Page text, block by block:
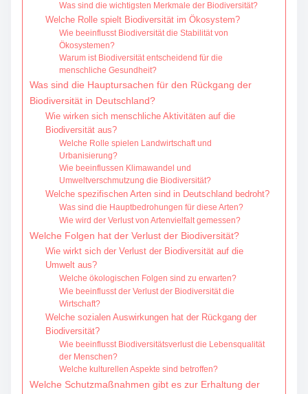
Was sind die wichtigsten Merkmale der Biodiversität?
Welche Rolle spielt Biodiversität im Ökosystem?
Wie beeinflusst Biodiversität die Stabilität von
Ökosystemen?
Warum ist Biodiversität entscheidend für die
menschliche Gesundheit?
Was sind die Hauptursachen für den Rückgang der
Biodiversität in Deutschland?
Wie wirken sich menschliche Aktivitäten auf die
Biodiversität aus?
Welche Rolle spielen Landwirtschaft und
Urbanisierung?
Wie beeinflussen Klimawandel und
Umweltverschmutzung die Biodiversität?
Welche spezifischen Arten sind in Deutschland bedroht?
Was sind die Hauptbedrohungen für diese Arten?
Wie wird der Verlust von Artenvielfalt gemessen?
Welche Folgen hat der Verlust der Biodiversität?
Wie wirkt sich der Verlust der Biodiversität auf die
Umwelt aus?
Welche ökologischen Folgen sind zu erwarten?
Wie beeinflusst der Verlust der Biodiversität die
Wirtschaft?
Welche sozialen Auswirkungen hat der Rückgang der
Biodiversität?
Wie beeinflusst Biodiversitätsverlust die Lebensqualität
der Menschen?
Welche kulturellen Aspekte sind betroffen?
Welche Schutzmaßnahmen gibt es zur Erhaltung der